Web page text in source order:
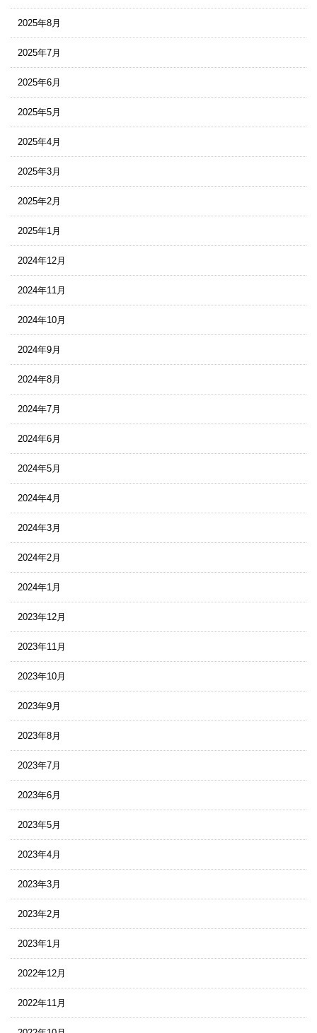
2025年8月
2025年7月
2025年6月
2025年5月
2025年4月
2025年3月
2025年2月
2025年1月
2024年12月
2024年11月
2024年10月
2024年9月
2024年8月
2024年7月
2024年6月
2024年5月
2024年4月
2024年3月
2024年2月
2024年1月
2023年12月
2023年11月
2023年10月
2023年9月
2023年8月
2023年7月
2023年6月
2023年5月
2023年4月
2023年3月
2023年2月
2023年1月
2022年12月
2022年11月